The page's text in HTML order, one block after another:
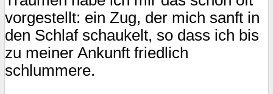
vorgestellt: ein Zug, der mich sanft in
den Schlaf schaukelt, so dass ich bis
zu meiner Ankunft friedlich
schlummere.